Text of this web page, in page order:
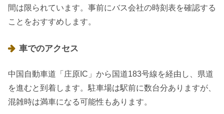
間は限られています。事前にバス会社の時刻表を確認する
ことをおすすめします。
車でのアクセス
中国自動車道「庄原IC」から国道183号線を経由し、県道
を進むと到着します。駐車場は駅前に数台分ありますが、
混雑時は満車になる可能性もあります。